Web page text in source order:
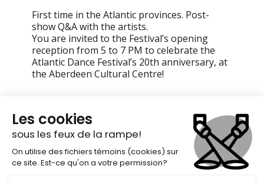
First time in the Atlantic provinces. Post-
show Q&A with the artists.
You are invited to the Festival’s opening
reception from 5 to 7 PM to celebrate the
Atlantic Dance Festival’s 20th anniversary, at
the Aberdeen Cultural Centre!
Site web officiel de la compagnie /
artiste